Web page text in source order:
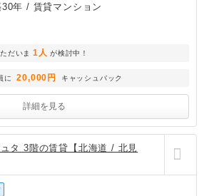
30年 / 賃貸マンション
ただいま 1人 が検討中！
に 20,000円 キャッシュバック
詳細を見る
タ 3階の賃貸【北海道 / 北見